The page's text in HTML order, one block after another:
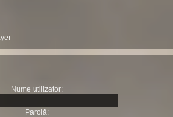
Nume utilizator:
Parolă: